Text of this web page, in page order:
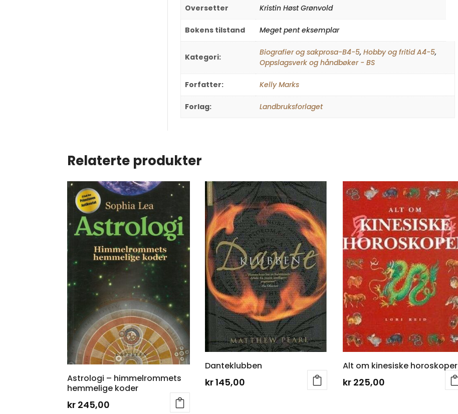
Oversetter Kristin Høst Grønvold
Bokens tilstand Meget pent eksemplar
Kategori: Biografier og sakprosa-B4-5,Hobby og fritid A4-5,
Oppslagsverk og håndbøker - BS
Forfatter: Kelly Marks
Forlag: Landbruksforlaget
Relaterte produkter
Astrologi – himmelrommets
hemmelige koder
kr 245,00
Danteklubben
kr145,00
Alt om kinesiske horoskoper
kr225,00